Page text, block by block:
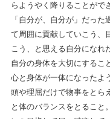
らようやく降りることがで
「自分が、自分が」だっ
て周囲に貢献していこう、
こう、と思える自分になれ
自分の身体を大切にするこ
心と身体が一体になったよ
頭や理屈だけで物事をとら
と体のバランスをとること